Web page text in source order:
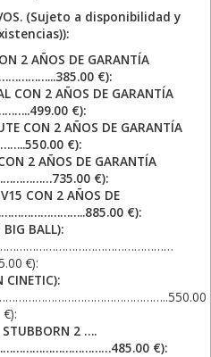
(Sujeto a disponibilidad y
2 AÑOS DE GARANTÍA
€):
CON 2 AÑOS DE GARANTÍA
€):
CON 2 AÑOS DE GARANTÍA
€):
2 AÑOS DE GARANTÍA
€):
CON 2 AÑOS DE
€):
BIG BALL):
€):
CINETIC):
€):
STUBBORN 2 ….
€):